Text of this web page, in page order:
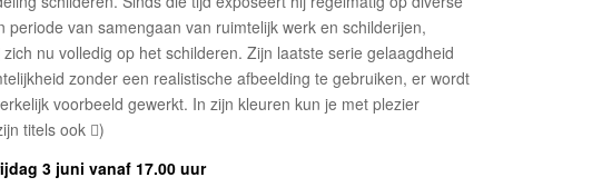
periode van samengaan van ruimtelijk werk en schilderijen,
nu volledig op het schilderen. Zijn laatste serie gelaagdheid
zonder een realistische afbeelding te gebruiken, er wordt
voorbeeld gewerkt. In zijn kleuren kun je met plezier
titels ook )
3 juni vanaf 17.00 uur